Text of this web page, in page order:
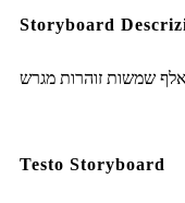
Storyboard
Testo Storyboard